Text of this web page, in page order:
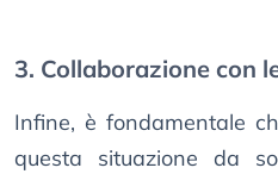
3. Collaborazione con
Infine, è fondamentale
questa situazione da